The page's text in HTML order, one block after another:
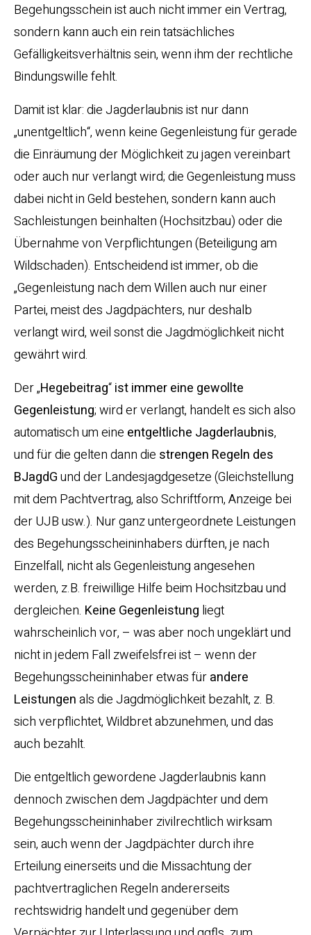
Begehungsschein ist auch nicht immer ein Vertrag,
sondern kann auch ein rein tatsächliches
Gefälligkeitsverhältnis sein, wenn ihm der rechtliche
Bindungswille fehlt.
Damit ist klar: die Jagderlaubnis ist nur dann
„unentgeltlich“, wenn keine Gegenleistung für gerade
die Einräumung der Möglichkeit zu jagen vereinbart
oder auch nur verlangt wird; die Gegenleistung muss
dabei nicht in Geld bestehen, sondern kann auch
Sachleistungen beinhalten (Hochsitzbau) oder die
Übernahme von Verpflichtungen (Beteiligung am
Wildschaden). Entscheidend ist immer, ob die
„Gegenleistung nach dem Willen auch nur einer
Partei, meist des Jagdpächters, nur deshalb
verlangt wird, weil sonst die Jagdmöglichkeit nicht
gewährt wird.
Der „Hegebeitrag“ist immer eine gewollte
Gegenleistung; wird er verlangt, handelt es sich also
automatisch um eine entgeltliche Jagderlaubnis,
und für die gelten dann die strengen Regeln des
BJagdGund der Landesjagdgesetze (Gleichstellung
mit dem Pachtvertrag, also Schriftform, Anzeige bei
der UJB usw.). Nur ganz untergeordnete Leistungen
des Begehungsscheininhabers dürften, je nach
Einzelfall, nicht als Gegenleistung angesehen
werden, z.B. freiwillige Hilfe beim Hochsitzbau und
dergleichen. Keine Gegenleistung liegt
wahrscheinlich vor, – was aber noch ungeklärt und
nicht in jedem Fall zweifelsfrei ist – wenn der
Begehungsscheininhaber etwas fürandere
Leistungenals die Jagdmöglichkeit bezahlt, z. B.
sich verpflichtet, Wildbret abzunehmen, und das
auch bezahlt.
Die entgeltlich gewordene Jagderlaubnis kann
dennoch zwischen dem Jagdpächter und dem
Begehungsscheininhaber zivilrechtlich wirksam
sein, auch wenn der Jagdpächter durch ihre
Erteilung einerseits und die Missachtung der
pachtvertraglichen Regeln andererseits
rechtswidrig handelt und gegenüber dem